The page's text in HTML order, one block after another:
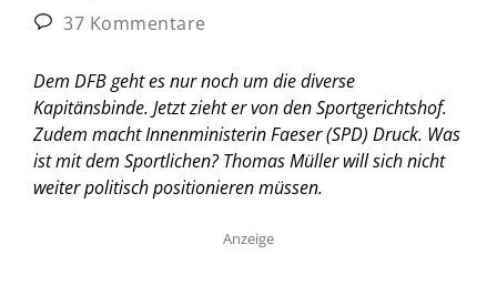
37 Kommentare
Dem DFB geht es nur noch um die diverse
Kapitänsbinde. Jetzt zieht er von den Sportgerichtshof.
Zudem macht Innenministerin Faeser (SPD) Druck. Was
ist mit dem Sportlichen? Thomas Müller will sich nicht
weiter politisch positionieren müssen.
Anzeige